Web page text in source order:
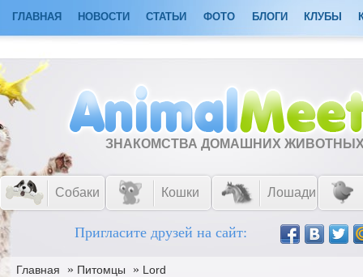
ГЛАВНАЯ НОВОСТИ СТАТЬИ ФОТО БЛОГИ КЛУБЫ
ЗНАКОМСТВА ДОМАШНИХ
Собаки Кошки Лошади
Пригласите друзей на сайт:
Главная » Питомцы » Lord